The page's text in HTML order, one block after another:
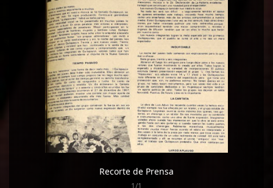
Recorte de Prensa
1/1